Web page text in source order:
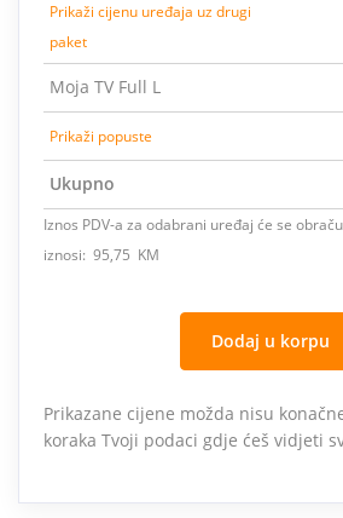
Prikaži cijenu uređaja uz drugi
paket
Moja TV Full L
Prikaži popuste
Ukupno
Iznos PDV-a za odabrani uređaj će se
iznosi: 95,75 KM
Dodaj u korpu
Prikazane cijene možda nisu
koraka Tvoji podaci gdje ćeš vidjeti